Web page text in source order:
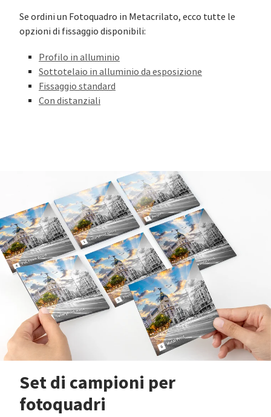
Se ordini un Fotoquadro in Metacrilato, ecco tutte le
opzioni di fissaggio disponibili:
Profilo in alluminio
Sottotelaio in alluminio da esposizione
Fissaggio standard
Con distanziali
Set di campioni per
fotoquadri